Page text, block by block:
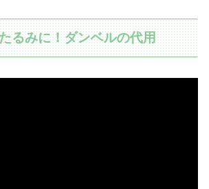
るみに！ダンベルの代用